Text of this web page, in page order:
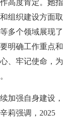
高度肯定。她指
组织建设方面取
多个领域展现了
要明确工作重点和
、牢记使命，为
加强自身建设，
辛莉强调， 2025